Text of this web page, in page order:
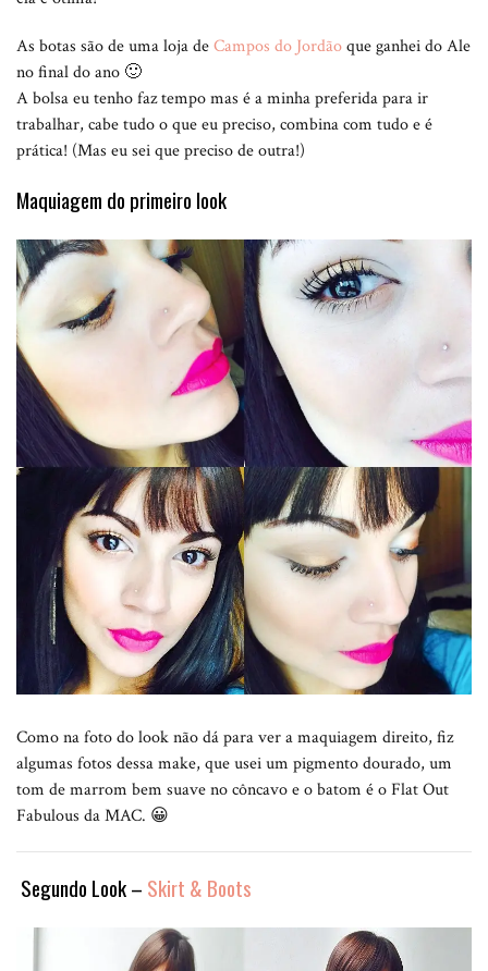
As botas são de uma loja deCampos do Jordãoque ganhei do Ale
no final do ano 🙂
A bolsa eu tenho faz tempo mas é a minha preferida para ir
trabalhar, cabe tudo o que eu preciso, combina com tudo e é
prática! (Mas eu sei que preciso de outra!)
Maquiagem do primeiro look
Como na foto do look não dá para ver a maquiagem direito, fiz
algumas fotos dessa make, que usei um pigmento dourado, um
tom de marrom bem suave no côncavo e o batom é o Flat Out
Fabulous da MAC. 😀
Segundo Look – Skirt & Boots